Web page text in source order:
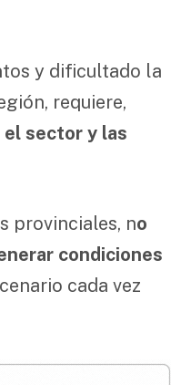
y dificultado la
requiere,
sector y las
provinciales, no
condiciones
cada vez